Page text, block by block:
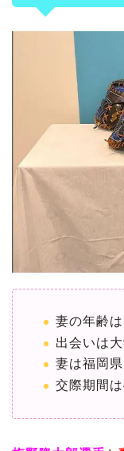
妻の年齢は
出会いは
妻は福岡県
交際期間